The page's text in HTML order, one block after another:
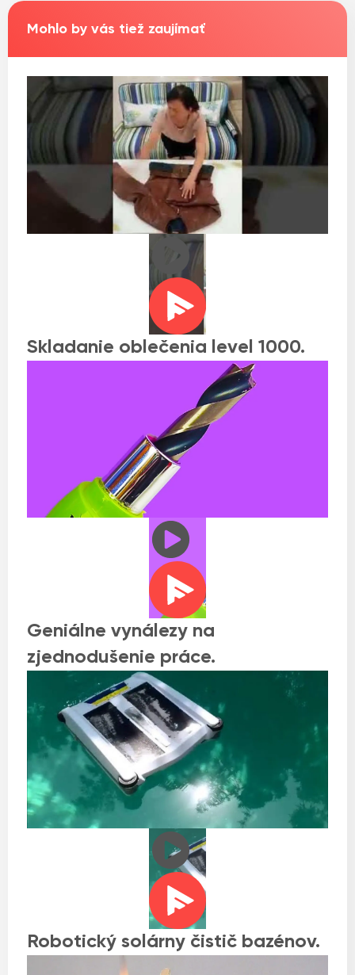
Mohlo by vás tiež zaujímať
Skladanie oblečenia level 1000.
Geniálne vynálezy na
zjednodušenie práce.
Robotický solárny čistič bazénov.